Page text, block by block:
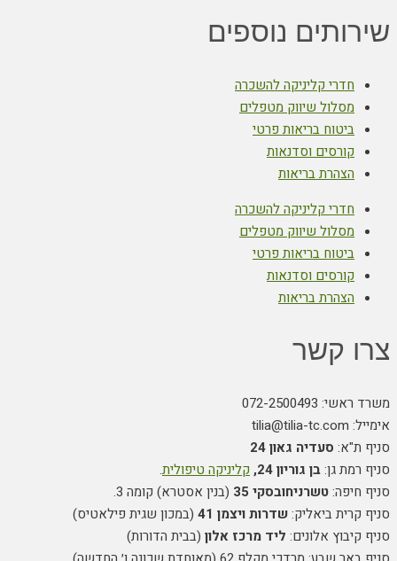
שירותים נוספים
חדרי קליניקה להשכרה
מסלול שיווק מטפלים
ביטוח בריאות פרטי
קורסים וסדנאות
הצהרת בריאות
חדרי קליניקה להשכרה
מסלול שיווק מטפלים
ביטוח בריאות פרטי
קורסים וסדנאות
הצהרת בריאות
צרו קשר
משרד ראשי: 072-2500493
אימייל: tilia@tilia-tc.com
סניף ת"א: סעדיה גאון 24
סניף רמת גן:בן גוריון 24, קליניקה טיפולית.
סניף חיפה:טשרניחובסקי 35
(בנין אסטרא) קומה 3.
סניף קרית ביאליק:שדרות ויצמן 41
(במכון שגית פילאטיס)
סניף קיבוץ אלונים: ליד מרכז אלון (בבית הדורות)